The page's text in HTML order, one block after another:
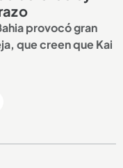
provocó gran
que creen que Kai